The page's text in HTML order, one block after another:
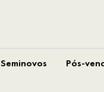
Seminovos Pós-